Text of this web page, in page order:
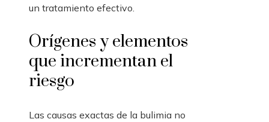
un tratamiento efectivo.
Orígenes y elementos
que incrementan el
riesgo
Las causas exactas de la bulimia no